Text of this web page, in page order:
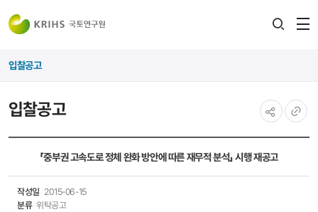
입찰공고
입찰공고
「중부권 고속도로 정체 완화 방안에 따른 재무적 분석」 시행 재공고
작성일 2015-06-15
분류 위탁공고